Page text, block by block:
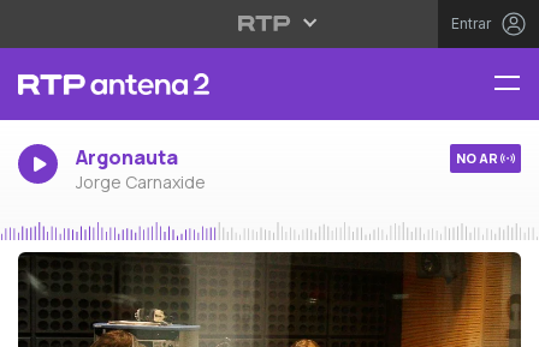
Entrar
Argonauta
Jorge Carnaxide
NO AR